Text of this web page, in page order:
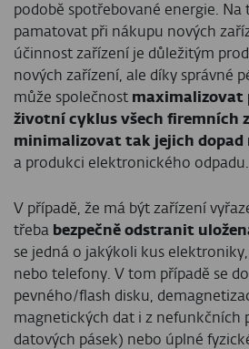
podobě spotřebované energie. Na
pamatovat při nákupu nových
účinnost zařízení je důležitým
nových zařízení, ale díky správné
může společnost maximalizovat
životní cyklus všech firemních
minimalizovat tak jejich
a produkci elektronického odpadu.
V případě, že má být zařízení
třeba bezpečně odstranit
se jedná o jakýkoli kus
nebo telefony. V tom případě se
pevného/flash disku,
magnetických dat i z nefunkčních
datových pásek) nebo úplné